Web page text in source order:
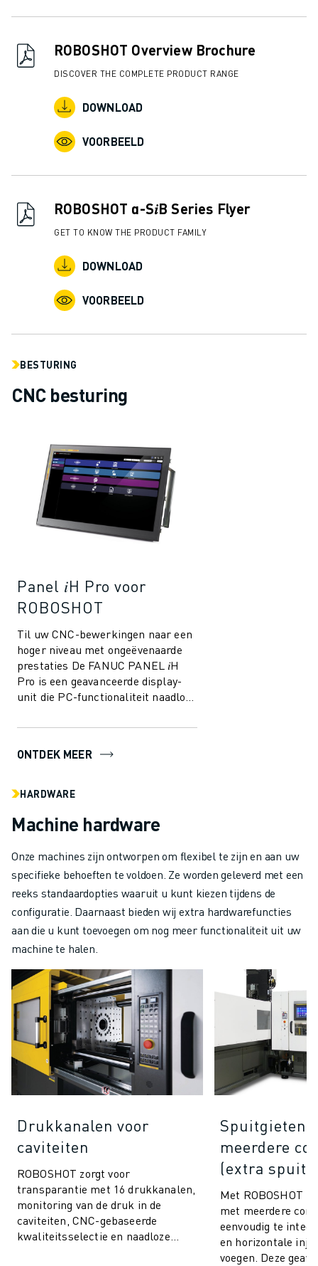
ROBOSHOT Overview Brochure
DISCOVER THE COMPLETE PRODUCT RANGE
DOWNLOAD
VOORBEELD
ROBOSHOT α-S𝑖B Series Flyer
GET TO KNOW THE PRODUCT FAMILY
DOWNLOAD
VOORBEELD
BESTURING
CNC besturing
Panel 𝑖H Pro voor
ROBOSHOT
Til uw CNC-bewerkingen naar een
hoger niveau met ongeëvenaarde
prestaties De FANUC PANEL 𝑖H
Pro is een geavanceerde display-
unit die PC-functionaliteit naadloos
Di...
ONTDEK MEER
HARDWARE
Machine hardware
Onze machines zijn ontworpen om flexibel te zijn en aan uw
specifieke behoeften te voldoen. Ze worden geleverd met een
reeks standaardopties waaruit u kunt kiezen tijdens de
configuratie. Daarnaast bieden wij extra hardwarefuncties
aan die u kunt toevoegen om nog meer functionaliteit uit uw
machine te halen.
Drukkanalen voor
caviteiten
ROBOSHOT zorgt voor
transparantie met 16 drukkanalen,
monitoring van de druk in de
caviteiten, CNC-gebaseerde
kwaliteitsselectie en naadloze
Spuitgieten
meerdere
(extra
Met ROBOSHOT
met meerdere
eenvoudig te
en horizontale
voegen. Deze